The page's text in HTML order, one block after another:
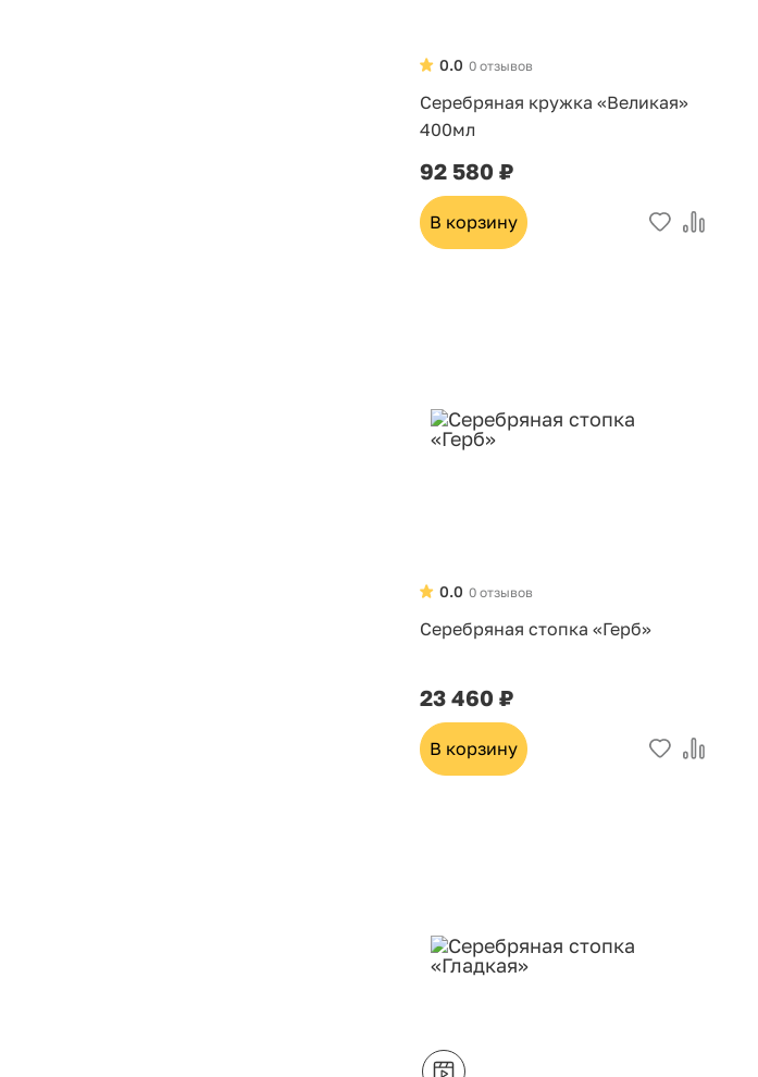
0 отзывов
0.0
Серебряная кружка «Великая»
400мл
92 580 ₽
В корзину
0 отзывов
0.0
Серебряная стопка «Герб»
23 460 ₽
В корзину